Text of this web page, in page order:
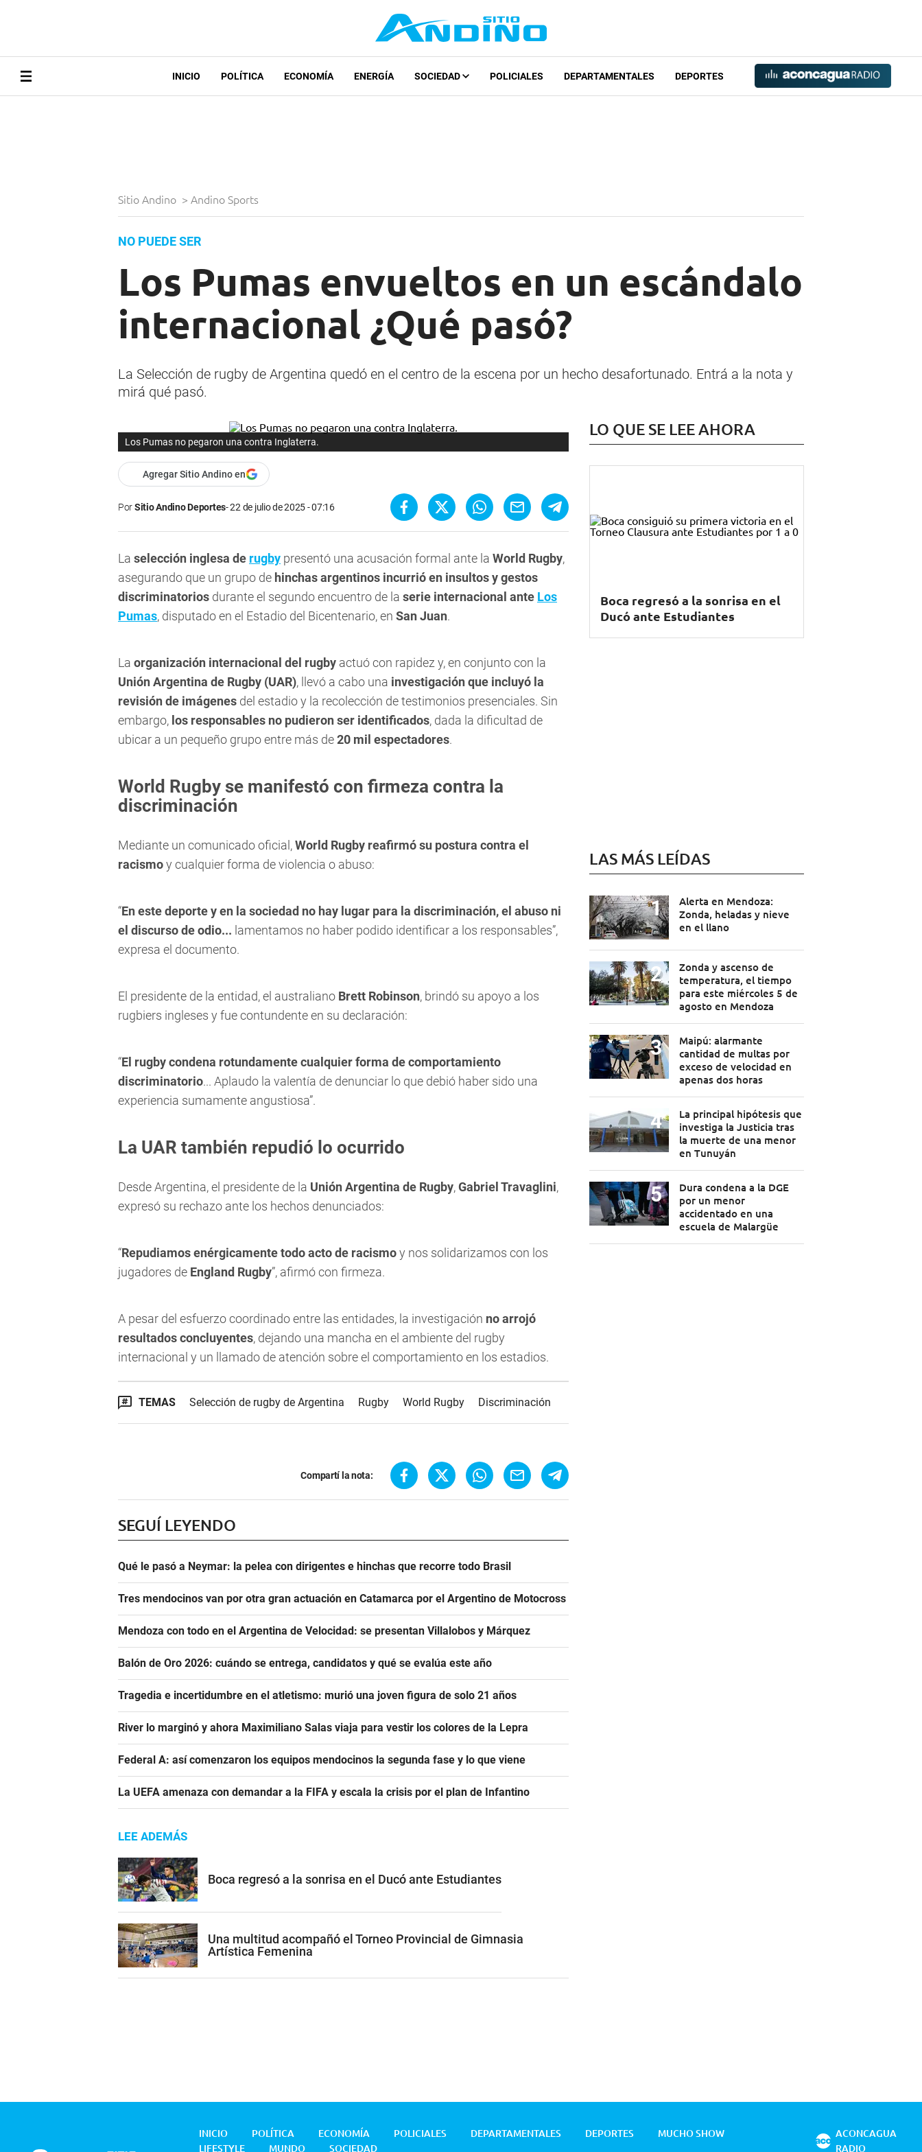
INICIO POLÍTICA ECONOMÍA ENERGÍA SOCIEDAD POLICIALES DEPARTAMENTALES DEPORTES
Sitio Andino > Andino Sports
NO PUEDE SER
Los Pumas envueltos en un escándalo
internacional ¿Qué pasó?
La Selección de rugby de Argentina quedó en el centro de la escena por un hecho desafortunado. Entrá a la nota y
mirá qué pasó.
Los Pumas no pegaron una contra Inglaterra.
Agregar Sitio Andino en
PorSitio Andino Deportes 22 de julio de 2025 - 07:16
La selección inglesa de rugby presentó una acusación formal ante la World Rugby,
asegurando que un grupo de hinchas argentinos incurrió en insultos y gestos
discriminatorios durante el segundo encuentro de la serie internacional ante Los
Pumas, disputado en el Estadio del Bicentenario, en San Juan.
La organización internacional del rugby actuó con rapidez y, en conjunto con la
Unión Argentina de Rugby (UAR), llevó a cabo una investigación que incluyó la
revisión de imágenes del estadio y la recolección de testimonios presenciales. Sin
embargo, los responsables no pudieron ser identificados, dada la dificultad de
ubicar a un pequeño grupo entre más de20 mil espectadores.
World Rugby se manifestó con firmeza contra la
discriminación
Mediante un comunicado oficial,World Rugby reafirmó su postura contra el
racismoy cualquier forma de violencia o abuso:
“En este deporte y en la sociedad no hay lugar para la discriminación, el abuso ni
el discurso de odio... lamentamos no haber podido identificar a los responsables”,
expresa el documento.
El presidente de la entidad, el australiano Brett Robinson, brindó su apoyo a los
rugbiers ingleses y fue contundente en su declaración:
“El rugby condena rotundamente cualquier forma de comportamiento
discriminatorio... Aplaudo la valentía de denunciar lo que debió haber sido una
experiencia sumamente angustiosa”.
La UAR también repudió lo ocurrido
Desde Argentina, el presidente de la Unión Argentina de Rugby,Gabriel Travaglini,
expresó su rechazo ante los hechos denunciados:
“Repudiamos enérgicamente todo acto de racismoy nos solidarizamos con los
jugadores de England Rugby”, afirmó con firmeza.
A pesar del esfuerzo coordinado entre las entidades, la investigación no arrojó
resultados concluyentes, dejando una mancha en el ambiente del rugby
internacional y un llamado de atención sobre el comportamiento en los estadios.
TEMAS Selección de rugby de Argentina Rugby World Rugby Discriminación
Compartí la nota:
SEGUÍ LEYENDO
Qué le pasó a Neymar: la pelea con dirigentes e hinchas que recorre todo Brasil
Tres mendocinos van por otra gran actuación en Catamarca por el Argentino de Motocross
Mendoza con todo en el Argentina de Velocidad: se presentan Villalobos y Márquez
Balón de Oro 2026: cuándo se entrega, candidatos y qué se evalúa este año
Tragedia e incertidumbre en el atletismo: murió una joven figura de solo 21 años
River lo marginó y ahora Maximiliano Salas viaja para vestir los colores de la Lepra
Federal A: así comenzaron los equipos mendocinos la segunda fase y lo que viene
La UEFA amenaza con demandar a la FIFA y escala la crisis por el plan de Infantino
LEE ADEMÁS
Boca regresó a la sonrisa en el Ducó ante Estudiantes
Una multitud acompañó el Torneo Provincial de Gimnasia
Artística Femenina
LO QUE SE LEE AHORA
Boca regresó a la sonrisa en el
Ducó ante Estudiantes
LAS MÁS LEÍDAS
Alerta en Mendoza:
Zonda, heladas y nieve
en el llano
Zonda y ascenso de
temperatura, el tiempo
para este miércoles 5 de
agosto en Mendoza
Maipú: alarmante
cantidad de multas por
exceso de velocidad en
apenas dos horas
La principal hipótesis que
investiga la Justicia tras
la muerte de una menor
en Tunuyán
Dura condena a la DGE
por un menor
accidentado en una
escuela de Malargüe
INICIO POLÍTICA ECONOMÍA POLICIALES DEPARTAMENTALES DEPORTES
MUCHO SHOW
LIFESTYLE
MUNDO SOCIEDAD
ACONCAGUA
RADIO